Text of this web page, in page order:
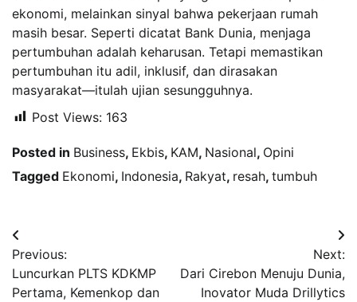
ekonomi, melainkan sinyal bahwa pekerjaan rumah
masih besar. Seperti dicatat Bank Dunia, menjaga
pertumbuhan adalah keharusan. Tetapi memastikan
pertumbuhan itu adil, inklusif, dan dirasakan
masyarakat—itulah ujian sesungguhnya.
Post Views: 163
Posted in Business, Ekbis, KAM, Nasional, Opini
Tagged Ekonomi, Indonesia, Rakyat, resah, tumbuh
Navigasi
pos
Previous:
Luncurkan PLTS KDKMP
Pertama, Kemenkop dan
Next:
Dari Cirebon Menuju Dunia,
Inovator Muda Drillytics